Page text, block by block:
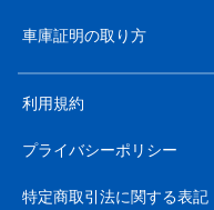
車庫証明の取り方
利用規約
プライバシーポリシー
特定商取引法に関する表記